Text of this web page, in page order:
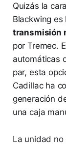
Quizás la
Blackwing
transmisión
por Tremec.
automáticas
par, esta
Cadillac ha
generación
una caja
La unidad